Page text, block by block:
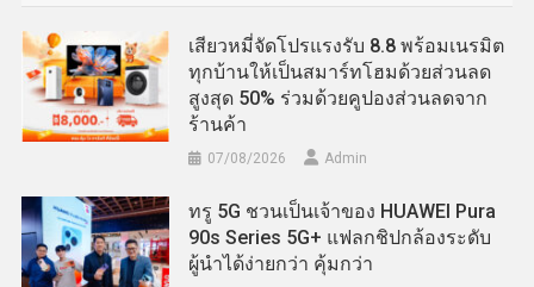
เสียวหมี่จัดโปรแรงรับ 8.8 พร้อมเนรมิต
ทุกบ้านให้เป็นสมาร์ทโฮมด้วยส่วนลด
สูงสุด 50% ร่วมด้วยคูปองส่วนลดจาก
ร้านค้า
07/08/2026 Admin
ทรู 5G ชวนเป็นเจ้าของ HUAWEI Pura
90s Series 5G+ แฟลกชิปกล้องระดับ
ผู้นำได้ง่ายกว่า คุ้มกว่า